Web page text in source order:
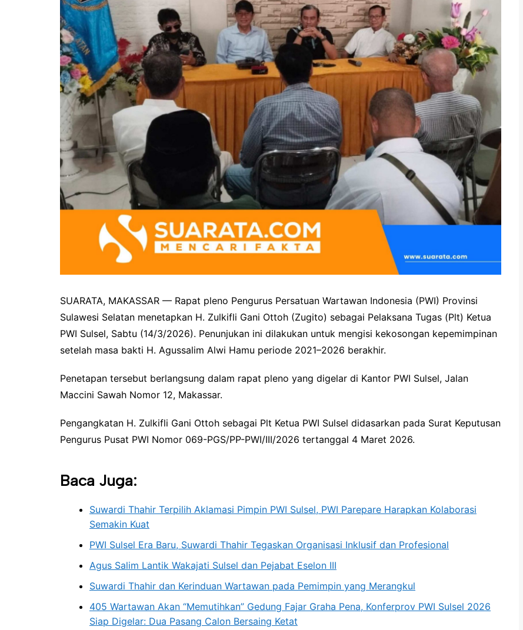
SUARATA, MAKASSAR — Rapat pleno Pengurus Persatuan Wartawan Indonesia (PWI) Provinsi
Sulawesi Selatan menetapkan H. Zulkifli Gani Ottoh (Zugito) sebagai Pelaksana Tugas (Plt) Ketua
PWI Sulsel, Sabtu (14/3/2026). Penunjukan ini dilakukan untuk mengisi kekosongan kepemimpinan
setelah masa bakti H. Agussalim Alwi Hamu periode 2021–2026 berakhir.
Penetapan tersebut berlangsung dalam rapat pleno yang digelar di Kantor PWI Sulsel, Jalan
Maccini Sawah Nomor 12, Makassar.
Pengangkatan H. Zulkifli Gani Ottoh sebagai Plt Ketua PWI Sulsel didasarkan pada Surat Keputusan
Pengurus Pusat PWI Nomor 069-PGS/PP-PWI/III/2026 tertanggal 4 Maret 2026.
Baca Juga:
Suwardi Thahir Terpilih Aklamasi Pimpin PWI Sulsel, PWI Parepare Harapkan Kolaborasi
Semakin Kuat
PWI Sulsel Era Baru, Suwardi Thahir Tegaskan Organisasi Inklusif dan Profesional
Agus Salim Lantik Wakajati Sulsel dan Pejabat Eselon III
Suwardi Thahir dan Kerinduan Wartawan pada Pemimpin yang Merangkul
405 Wartawan Akan “Memutihkan” Gedung Fajar Graha Pena, Konferprov PWI Sulsel 2026
Siap Digelar: Dua Pasang Calon Bersaing Ketat